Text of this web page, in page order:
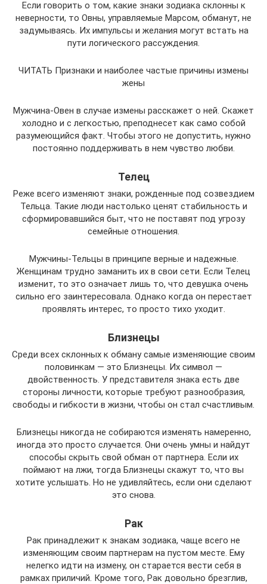
Если говорить о том, какие знаки зодиака склонны к
неверности, то Овны, управляемые Марсом, обманут, не
задумываясь. Их импульсы и желания могут встать на
пути логического рассуждения.
ЧИТАТЬ Признаки и наиболее частые причины измены
жены
Мужчина-Овен в случае измены расскажет о ней. Скажет
холодно и с легкостью, преподнесет как само собой
разумеющийся факт. Чтобы этого не допустить, нужно
постоянно поддерживать в нем чувство любви.
Телец
Реже всего изменяют знаки, рожденные под созвездием
Тельца. Такие люди настолько ценят стабильность и
сформировавшийся быт, что не поставят под угрозу
семейные отношения.
Мужчины-Тельцы в принципе верные и надежные.
Женщинам трудно заманить их в свои сети. Если Телец
изменит, то это означает лишь то, что девушка очень
сильно его заинтересовала. Однако когда он перестает
проявлять интерес, то просто тихо уходит.
Близнецы
Среди всех склонных к обману самые изменяющие своим
половинкам — это Близнецы. Их символ —
двойственность. У представителя знака есть две
стороны личности, которые требуют разнообразия,
свободы и гибкости в жизни, чтобы он стал счастливым.
Близнецы никогда не собираются изменять намеренно,
иногда это просто случается. Они очень умны и найдут
способы скрыть свой обман от партнера. Если их
поймают на лжи, тогда Близнецы скажут то, что вы
хотите услышать. Но не удивляйтесь, если они сделают
это снова.
Рак
Рак принадлежит к знакам зодиака, чаще всего не
изменяющим своим партнерам на пустом месте. Ему
нелегко идти на измену, он старается вести себя в
рамках приличий. Кроме того, Рак довольно брезглив,